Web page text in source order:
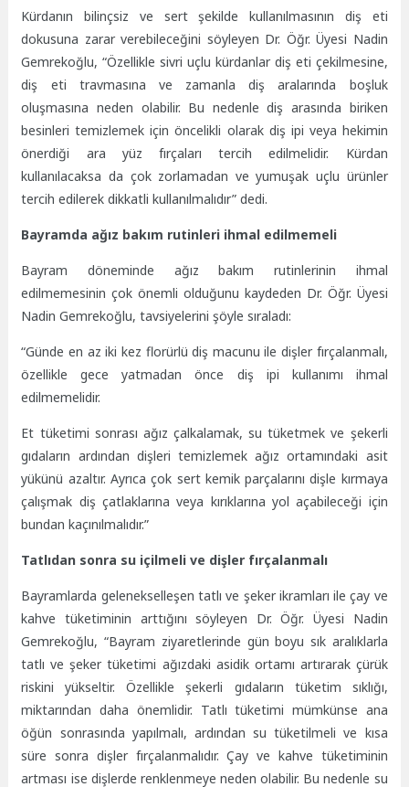
Kürdanın bilinçsiz ve sert şekilde kullanılmasının diş eti
dokusuna zarar verebileceğini söyleyen Dr. Öğr. Üyesi Nadin
Gemrekoğlu, “Özellikle sivri uçlu kürdanlar diş eti çekilmesine,
diş eti travmasına ve zamanla diş aralarında boşluk
oluşmasına neden olabilir. Bu nedenle diş arasında biriken
besinleri temizlemek için öncelikli olarak diş ipi veya hekimin
önerdiği ara yüz fırçaları tercih edilmelidir. Kürdan
kullanılacaksa da çok zorlamadan ve yumuşak uçlu ürünler
tercih edilerek dikkatli kullanılmalıdır” dedi.
Bayramda ağız bakım rutinleri ihmal edilmemeli
Bayram döneminde ağız bakım rutinlerinin ihmal
edilmemesinin çok önemli olduğunu kaydeden Dr. Öğr. Üyesi
Nadin Gemrekoğlu, tavsiyelerini şöyle sıraladı:
“Günde en az iki kez florürlü diş macunu ile dişler fırçalanmalı,
özellikle gece yatmadan önce diş ipi kullanımı ihmal
edilmemelidir.
Et tüketimi sonrası ağız çalkalamak, su tüketmek ve şekerli
gıdaların ardından dişleri temizlemek ağız ortamındaki asit
yükünü azaltır. Ayrıca çok sert kemik parçalarını dişle kırmaya
çalışmak diş çatlaklarına veya kırıklarına yol açabileceği için
bundan kaçınılmalıdır.”
Tatlıdan sonra su içilmeli ve dişler fırçalanmalı
Bayramlarda gelenekselleşen tatlı ve şeker ikramları ile çay ve
kahve tüketiminin arttığını söyleyen Dr. Öğr. Üyesi Nadin
Gemrekoğlu, “Bayram ziyaretlerinde gün boyu sık aralıklarla
tatlı ve şeker tüketimi ağızdaki asidik ortamı artırarak çürük
riskini yükseltir. Özellikle şekerli gıdaların tüketim sıklığı,
miktarından daha önemlidir. Tatlı tüketimi mümkünse ana
öğün sonrasında yapılmalı, ardından su tüketilmeli ve kısa
süre sonra dişler fırçalanmalıdır. Çay ve kahve tüketiminin
artması ise dişlerde renklenmeye neden olabilir. Bu nedenle su